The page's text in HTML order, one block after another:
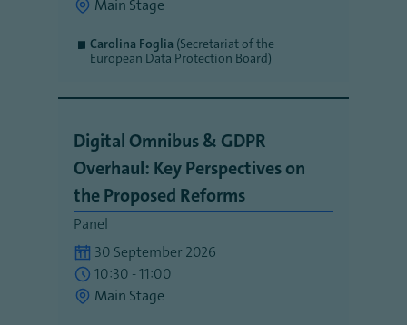
Main Stage
Carolina Foglia (Secretariat of the
European Data Protection Board)
Digital Omnibus & GDPR
Overhaul: Key Perspectives on
the Proposed Reforms
Panel
30 September 2026
10:30 - 11:00
Main Stage